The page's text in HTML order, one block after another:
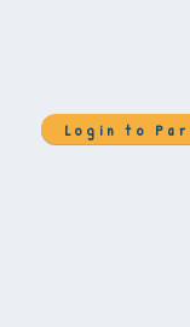
Login to